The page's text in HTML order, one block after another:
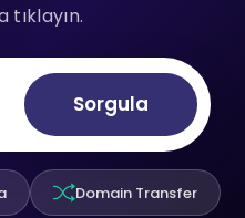
tıklayın.
Sorgula
Domain Transfer